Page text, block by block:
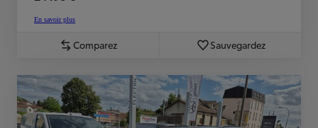
En savoir plus
Comparez Sauvegardez